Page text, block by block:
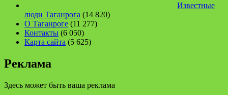
Известные
люди Таганрога (14 820)
О Таганроге (11 277)
Контакты (6 050)
Карта сайта (5 625)
Реклама
Здесь может быть ваша реклама